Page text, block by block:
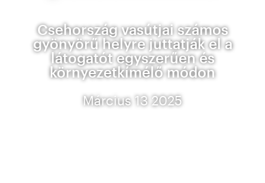
Csehország vasútjai számos
gyönyörű helyre juttatják el a
látogatót egyszerűen és
környezetkímélő módon
Március 13 2025